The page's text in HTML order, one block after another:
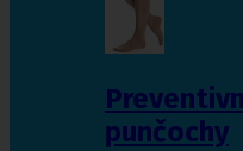
punčochy